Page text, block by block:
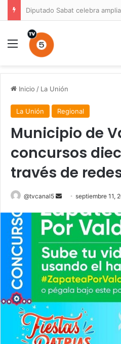
Menú
Inicio / La Unión
La Unión Regional
Municipio de
concursos
través de
@tvcanal5
Send
email
septiembre 11,